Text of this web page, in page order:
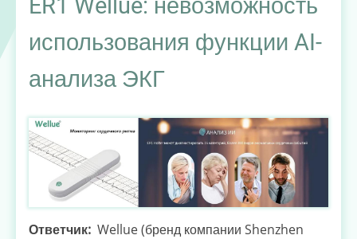
гласности
ER1 Wellue: невозможность
использования функции AI-
анализа ЭКГ
Ответчик Wellue (бренд компании Shenzhen